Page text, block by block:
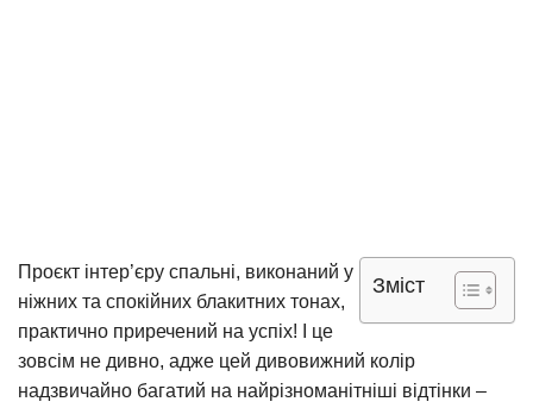
Зміст
Проєкт інтер’єру спальні, виконаний у
ніжних та спокійних блакитних тонах,
практично приречений на успіх! І це
зовсім не дивно, адже цей дивовижний колір
надзвичайно багатий на найрізноманітніші відтінки –